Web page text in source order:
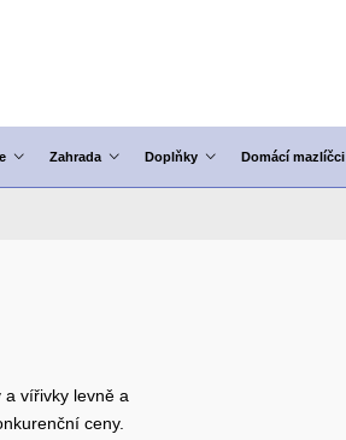
Zahrada Doplňky Domácí mazlíčci
a vířivky levně a
ceny.